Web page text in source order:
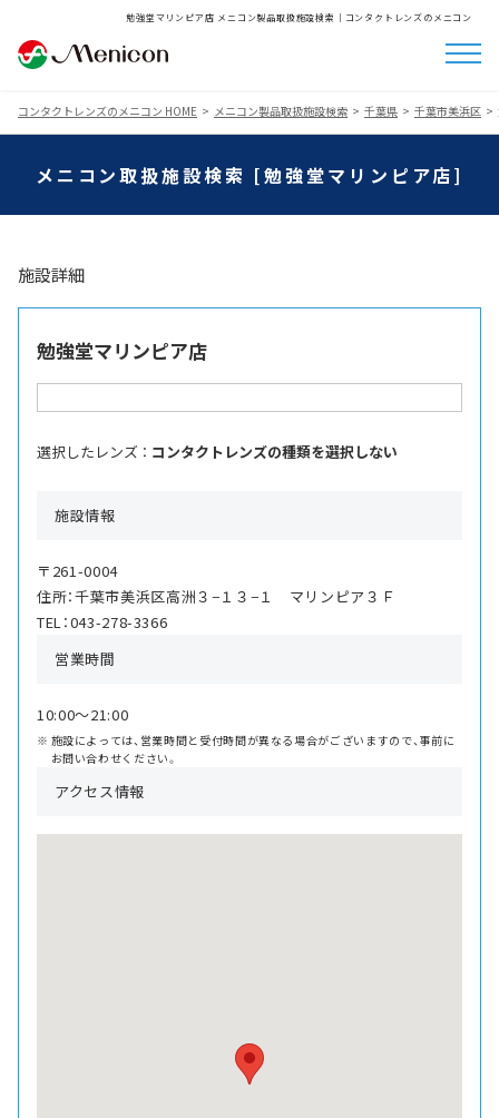
勉強堂マリンピア店 メニコン製品取扱施設検索│コンタクトレンズのメニコン
コンタクトレンズのメニコン HOME メニコン製品取扱施設検索 千葉県 千葉市美浜区
メニコン取扱施設検索 [勉強堂マリンピア店]
施設詳細
勉強堂マリンピア店
選択したレンズ ： コンタクトレンズの種類を選択しない
施設情報
〒261-0004
住所：千葉市美浜区高洲３−１３−１ マリンピア３Ｆ
TEL：043-278-3366
営業時間
10:00〜21:00
施設によっては、営業時間と受付時間が異なる場合がございますので、事前に
お問い合わせください。
アクセス情報